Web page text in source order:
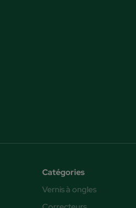
Catégories
Vernis à ongles